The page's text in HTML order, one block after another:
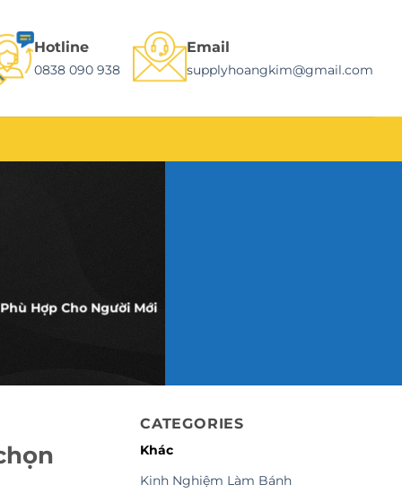
Hotline
0838 090 938
Email
supplyhoangkim@gmail.com
Hợp Cho Người Mới
CATEGORIES
Khác
Kinh Nghiệm Làm Bánh